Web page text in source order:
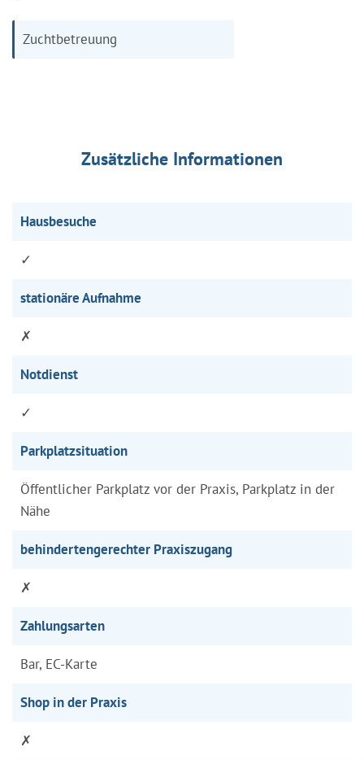
Zuchtbetreuung
Zusätzliche Informationen
Hausbesuche
✓
stationäre Aufnahme
✗
Notdienst
✓
Parkplatzsituation
Öffentlicher Parkplatz vor der Praxis, Parkplatz in der
Nähe
behindertengerechter Praxiszugang
✗
Zahlungsarten
Bar, EC-Karte
Shop in der Praxis
✗